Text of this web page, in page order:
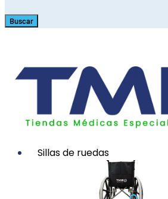
Buscar
Sillas de ruedas